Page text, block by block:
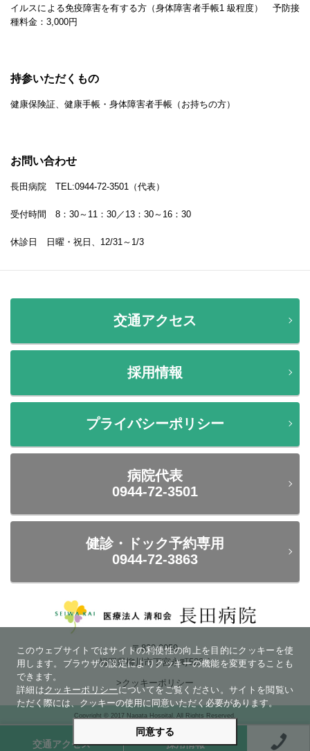
イルスによる免疫障害を有する方（身体障害者手帳1 級程度） 予防接
種料金：3,000円
持参いただくもの
健康保険証、健康手帳・身体障害者手帳（お持ちの方）
お問い合わせ
長田病院 TEL:0944-72-3501（代表）
受付時間 8：30～11：30／13：30～16：30
休診日 日曜・祝日、12/31～1/3
交通アクセス
採用情報
プライバシーポリシー
病院代表
0944-72-3501
健診・ドック予約専用
0944-72-3863
〒832-0059
福岡県柳川市下宮永町523-1
>クッキーポリシー
Copyright © 2017 Nagata Hospital. All Rights Reserved.
このウェブサイトではサイトの利便性の向上を目的にクッキーを使
用します。ブラウザの設定によりクッキーの機能を変更することも
できます。
詳細はクッキーポリシー についてをご覧ください。サイトを閲覧い
ただく際には、クッキーの使用に同意いただく必要があります。
同意する
交通アクセス
採用情報